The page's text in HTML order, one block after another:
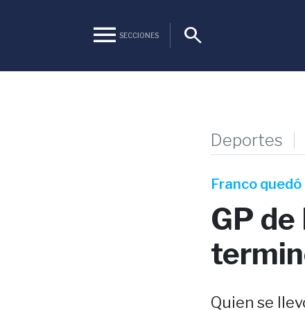
menu SECCIONES search
Deportes
Franco
GP
Quien se